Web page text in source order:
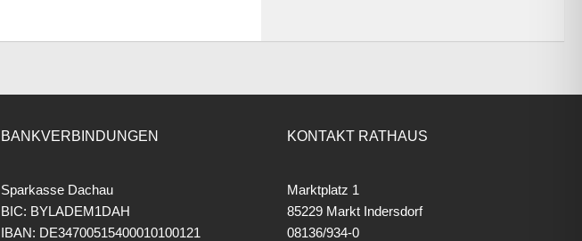
BANKVERBINDUNGEN
Sparkasse Dachau
BIC: BYLADEM1DAH
IBAN: DE34700515400010100121
KONTAKT RATHAUS
Marktplatz 1
85229 Markt Indersdorf
08136/934-0